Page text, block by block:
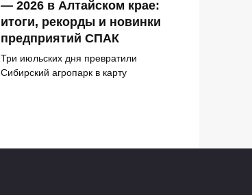
— 2026 в Алтайском крае:
итоги, рекорды и новинки
предприятий СПАК
Три июльских дня превратили
Сибирский агропарк в карту